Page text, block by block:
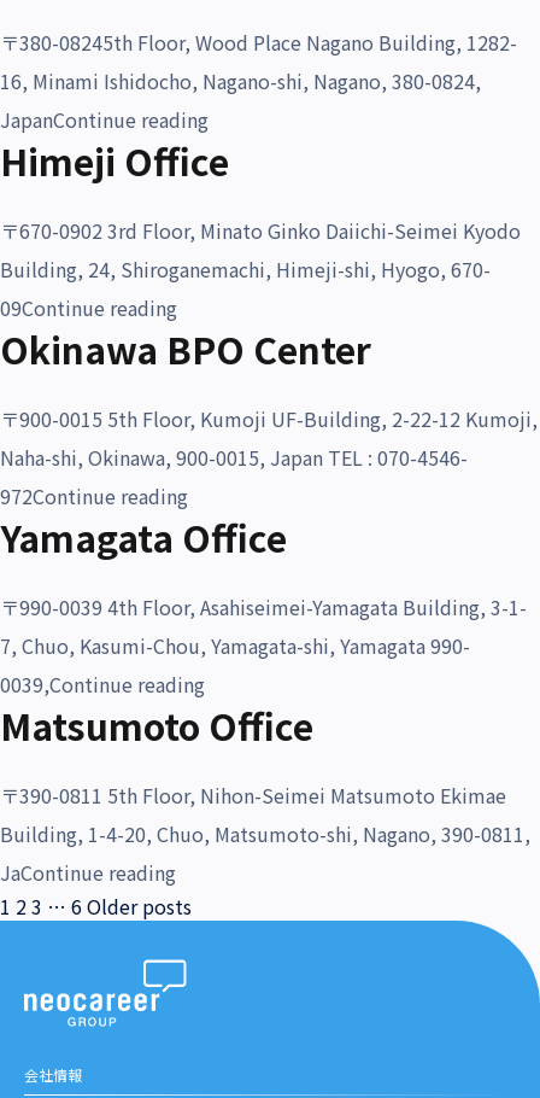
〒380-08245th Floor, Wood Place Nagano Building, 1282-
16, Minami Ishidocho, Nagano-shi, Nagano, 380-0824,
JapanContinue reading“Nagano Office”
Himeji Office
〒670-0902 3rd Floor, Minato Ginko Daiichi-Seimei Kyodo
Building, 24, Shiroganemachi, Himeji-shi, Hyogo, 670-
09Continue reading“Himeji Office”
Okinawa BPO Center
〒900-0015 5th Floor, Kumoji UF-Building, 2-22-12 Kumoji,
Naha-shi, Okinawa, 900-0015, Japan TEL : 070-4546-
972Continue reading“Okinawa BPO Center”
Yamagata Office
〒990-0039 4th Floor, Asahiseimei-Yamagata Building, 3-1-
7, Chuo, Kasumi-Chou, Yamagata-shi, Yamagata 990-
0039,Continue reading“Yamagata Office”
Matsumoto Office
〒390-0811 5th Floor, Nihon-Seimei Matsumoto Ekimae
Building, 1-4-20, Chuo, Matsumoto-shi, Nagano, 390-0811,
JaContinue reading“Matsumoto Office”
投
1 23 … 6Older posts
会社情報